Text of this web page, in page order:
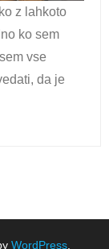
z lahkoto
ko sem
vse
da je
WordPress.